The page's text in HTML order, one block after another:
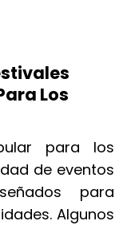
Los
para los
de eventos
para
Algunos